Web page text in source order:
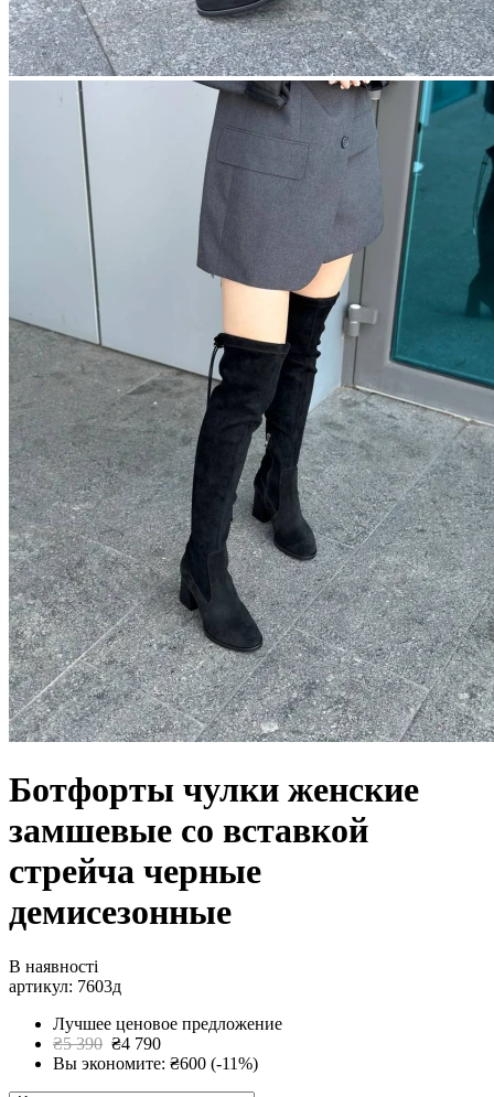
Ботфорты чулки женские
замшевые со вставкой
стрейча черные
демисезонные
В наявності
артикул: 7603д
Лучшее ценовое предложение
₴5 390 ₴4 790
Вы экономите: ₴600 (-11%)